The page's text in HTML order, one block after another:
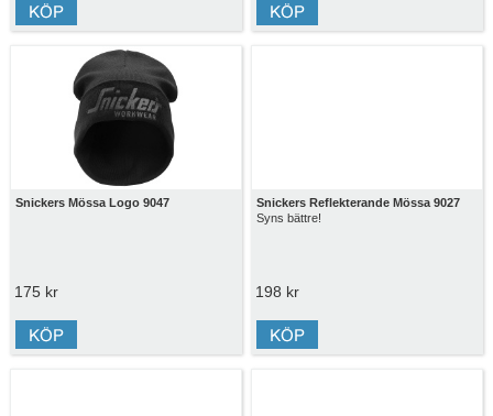
Snickers Mössa Logo 9047
175 kr
Snickers Reflekterande Mössa 9027
Syns bättre!
198 kr